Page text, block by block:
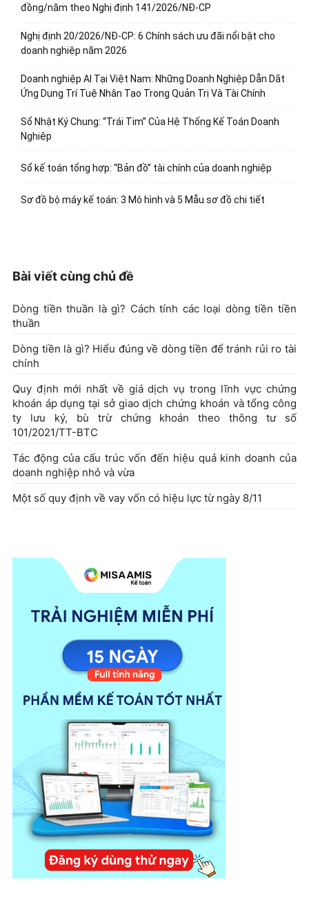
đồng/năm theo Nghị định 141/2026/NĐ-CP
Nghị định 20/2026/NĐ-CP: 6 Chính sách ưu đãi nổi bật cho
doanh nghiệp năm 2026
Doanh nghiệp AI Tại Việt Nam: Những Doanh Nghiệp Dẫn Dắt
Ứng Dụng Trí Tuệ Nhân Tạo Trong Quản Trị Và Tài Chính
Sổ Nhật Ký Chung: “Trái Tim” Của Hệ Thống Kế Toán Doanh
Nghiệp
Sổ kế toán tổng hợp: “Bản đồ” tài chính của doanh nghiệp
Sơ đồ bộ máy kế toán: 3 Mô hình và 5 Mẫu sơ đồ chi tiết
Bài viết cùng chủ đề
Dòng tiền thuần là gì? Cách tính các loại dòng tiền tiền
thuần
Dòng tiền là gì? Hiểu đúng về dòng tiền để tránh rủi ro tài
chính
Quy định mới nhất về giá dịch vụ trong lĩnh vực chứng
khoán áp dụng tại sở giao dịch chứng khoán và tổng công
ty lưu ký, bù trừ chứng khoán theo thông tư số
101/2021/TT-BTC
Tác động của cấu trúc vốn đến hiệu quả kinh doanh của
doanh nghiệp nhỏ và vừa
Một số quy định về vay vốn có hiệu lực từ ngày 8/11